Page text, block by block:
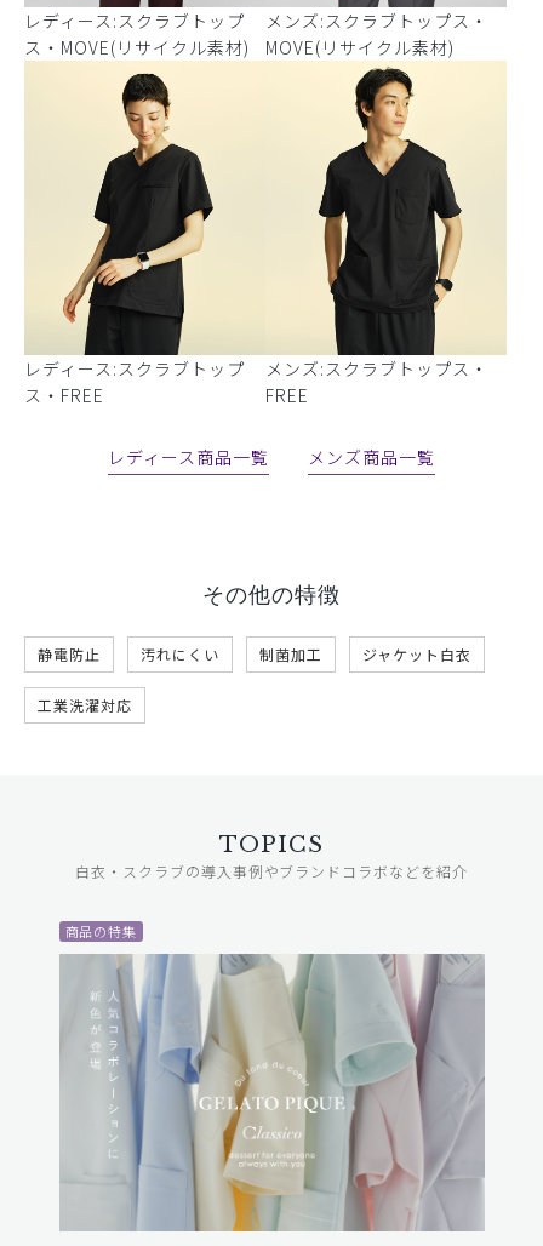
レディース:スクラブトップ
ス・MOVE(リサイクル素材)
メンズ:スクラブトップス・
MOVE(リサイクル素材)
レディース:スクラブトップ
ス・FREE
メンズ:スクラブトップス・
FREE
レディース商品一覧 メンズ商品一覧
その他の特徴
静電防止 汚れにくい 制菌加工 ジャケット白衣
工業洗濯対応
TOPICS
白衣・スクラブの導入事例やブランドコラボなどを紹介
商品の特集